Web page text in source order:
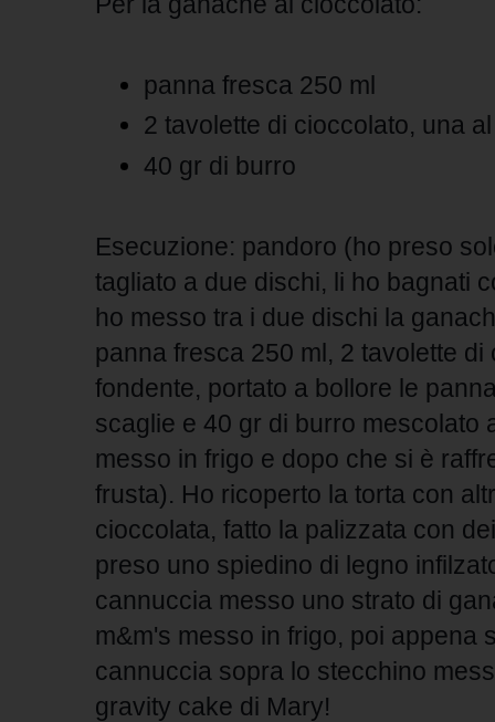
panna fresca 250 ml
2 tavolette di cioccolato, una
40 gr di burro
Esecuzione: pandoro (ho preso
tagliato a due dischi, li ho bagnati
ho messo tra i due dischi la
panna fresca 250 ml, 2 tavolette
fondente, portato a bollore le
scaglie e 40 gr di burro mescolato
messo in frigo e dopo che si è
frusta). Ho ricoperto la torta con
cioccolata, fatto la palizzata con
preso uno spiedino di legno
cannuccia messo uno strato di
m&m's messo in frigo, poi appena
cannuccia sopra lo stecchino
gravity cake di Mary!